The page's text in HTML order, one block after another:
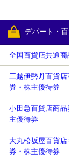
デパート・
全国百貨店共通
三越伊勢丹百貨店
券・株主優待券
小田急百貨店商
主優待券
大丸松坂屋百貨店
券・株主優待券